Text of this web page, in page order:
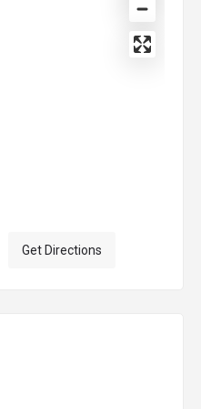
Get Directions